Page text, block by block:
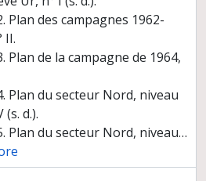
Plan des campagnes 1962-
II.
Plan de la campagne de 1964,
Plan du secteur Nord, niveau
(s. d.).
Plan du secteur Nord, niveau…